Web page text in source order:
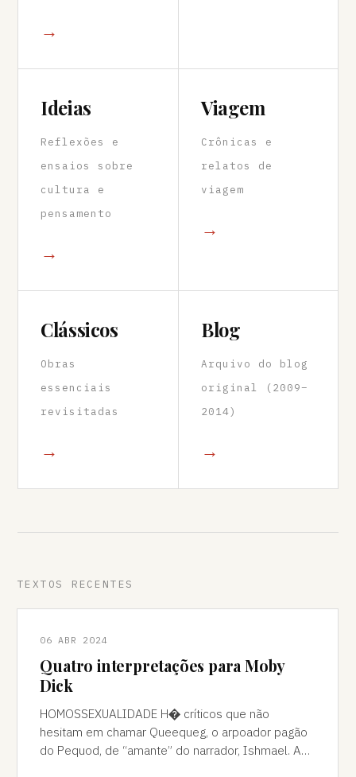
→
Ideias
Reflexões e
ensaios sobre
cultura e
pensamento
→
Viagem
Crônicas e
relatos de
viagem
→
Clássicos
Obras
essenciais
revisitadas
→
Blog
Arquivo do blog
original (2009–
2014)
→
TEXTOS RECENTES
06 ABR 2024
Quatro interpretações para Moby
Dick
HOMOSSEXUALIDADE H� críticos que não
hesitam em chamar Queequeg, o arpoador pagão
do Pequod, de “amante” do narrador, Ishmael. A